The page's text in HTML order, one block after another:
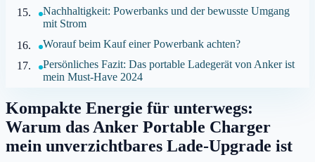
Nachhaltigkeit: Powerbanks und der bewusste Umgang
mit Strom
Worauf beim Kauf einer Powerbank achten?
Persönliches Fazit: Das portable Ladegerät von Anker ist
mein Must-Have 2024
Kompakte Energie für unterwegs:
Warum das Anker Portable Charger
mein unverzichtbares Lade-Upgrade ist